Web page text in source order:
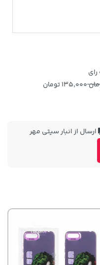
135,000 تومان
ارسال از انبار سیتی مهر